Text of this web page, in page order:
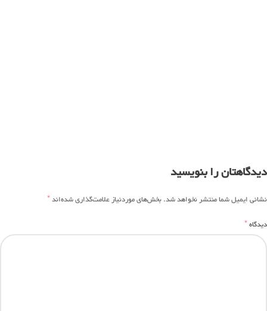
دیدگاهتان را بنویسید
نشانی ایمیل شما منتشر نخواهد شد.بخش‌های موردنیاز علامت‌گذاری شده‌اند*
دیدگاه*